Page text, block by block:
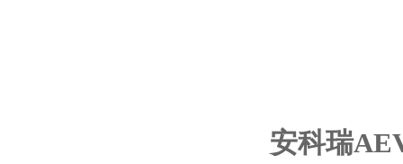
安科瑞